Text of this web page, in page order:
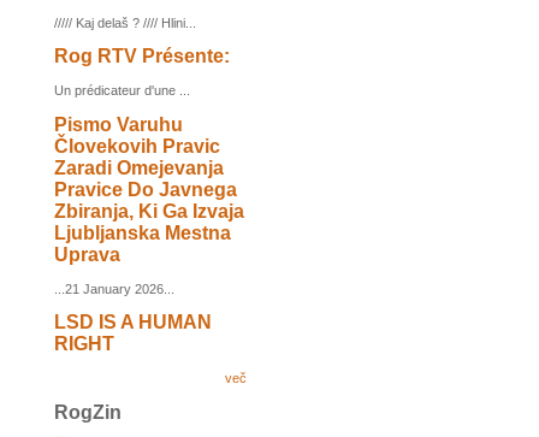
///// Kaj delaš ? //// Hlini...
Rog RTV Présente:
Un prédicateur d'une ...
Pismo Varuhu
Človekovih Pravic
Zaradi Omejevanja
Pravice Do Javnega
Zbiranja, Ki Ga Izvaja
Ljubljanska Mestna
Uprava
...21 January 2026...
LSD IS A HUMAN
RIGHT
več
RogZin